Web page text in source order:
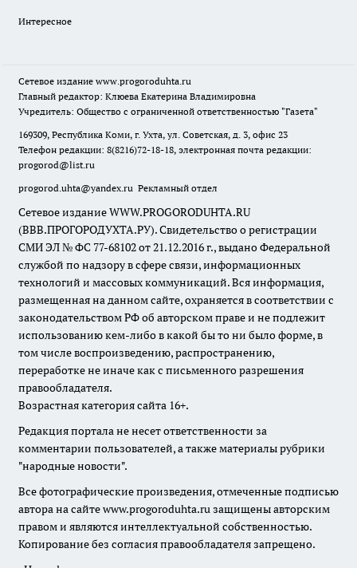
Интересное
Сетевое издание www.progoroduhta.ru
Главный редактор: Клюева Екатерина Владимировна
Учредитель: Общество с ограниченной ответственностью "Газета"
169309, Республика Коми, г. Ухта, ул. Советская, д. 3, офис 23
Телефон редакции: 8(8216)72-18-18, электронная почта редакции:
progorod@list.ru
progorod.uhta@yandex.ru Рекламный отдел
Сетевое издание WWW.PROGORODUHTA.RU
(ВВВ.ПРОГОРОДУХТА.РУ). Свидетельство о регистрации
СМИ ЭЛ № ФС 77-68102 от 21.12.2016 г., выдано Федеральной
службой по надзору в сфере связи, информационных
технологий и массовых коммуникаций. Вся информация,
размещенная на данном сайте, охраняется в соответствии с
законодательством РФ об авторском праве и не подлежит
использованию кем-либо в какой бы то ни было форме, в
том числе воспроизведению, распространению,
переработке не иначе как с письменного разрешения
правообладателя.
Возрастная категория сайта 16+.
Редакция портала не несет ответственности за
комментарии пользователей, а также материалы рубрики
"народные новости".
Все фотографические произведения, отмеченные подписью
автора на сайте www.progoroduhta.ru защищены авторским
правом и являются интеллектуальной собственностью.
Копирование без согласия правообладателя запрещено.